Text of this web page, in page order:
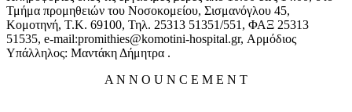
Τμήμα προμηθειών του Νοσοκομείου, Σισμανόγλου 45,
Κομοτηνή, Τ.Κ. 69100, Τηλ. 25313 51351/551, ΦΑΞ 25313
51535, e-mail:promithies@komotini-hospital.gr, Αρμόδιος
Υπάλληλος: Μαντάκη Δήμητρα .
A N N O U N C E M E N T